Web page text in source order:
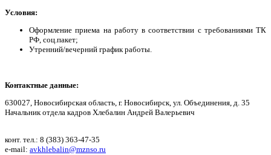
Условия:
Оформление приема на работу в соответствии с требованиями ТК
РФ, соц.пакет;
Утренний/вечерний график работы.
Контактные данные:
630027, Новосибирская область, г. Новосибирск, ул. Объединения, д. 35
Начальник отдела кадров Хлебалин Андрей Валерьевич
конт. тел.: 8 (383) 363-47-35
e-mail: avkhlebalin@mznso.ru